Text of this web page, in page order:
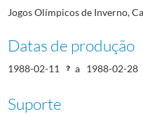
Jogos Olímpicos de Inverno,
Datas de produção
1988-02-11 a 1988-02-28
Suporte